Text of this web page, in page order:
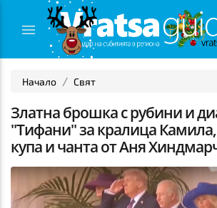
Начало Свят
Златна брошка с рубини и
"Тифани" за кралица
купа и чанта от Аня